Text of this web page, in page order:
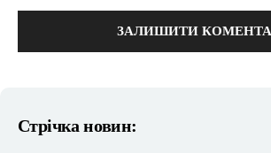
Стрічка новин: